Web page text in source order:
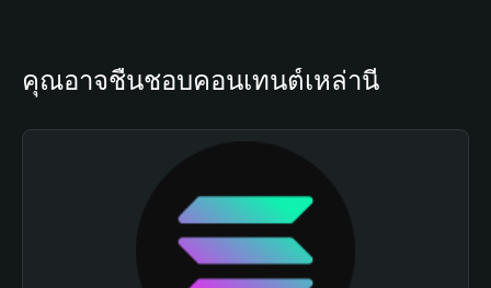
คุณอาจชื่นชอบคอนเทนต์เหล่านี้